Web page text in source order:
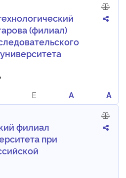
(филиал)
E A
A
филиал
при